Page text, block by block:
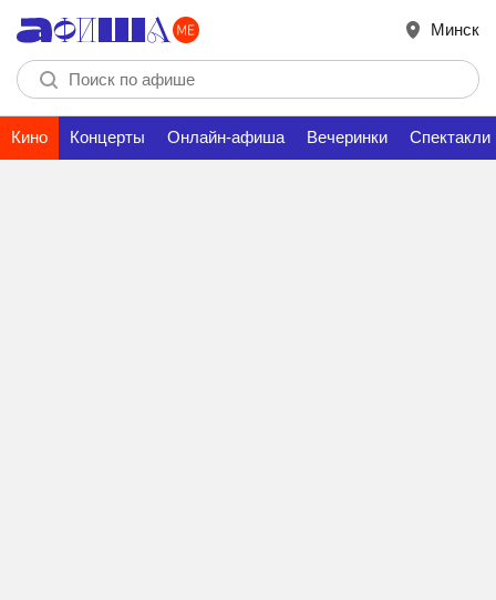
Минск
Кино Концерты Онлайн-афиша Вечеринки Спектакли